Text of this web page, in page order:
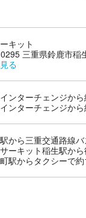
キット
三重県鈴鹿市稲
る
ンターチェンジか
ンターチェンジか
から三重交通路線
ーキット稲生駅か
駅からタクシーで